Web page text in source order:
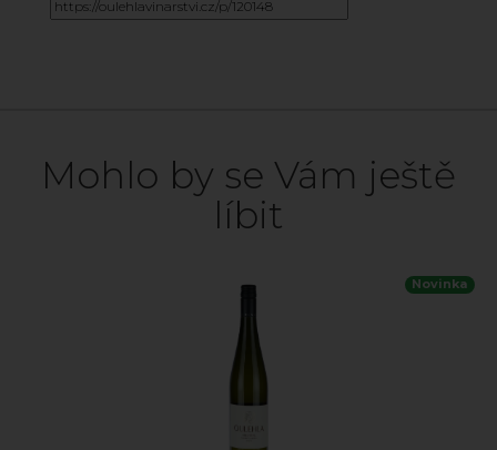
Mohlo by se Vám ještě
líbit
Novinka